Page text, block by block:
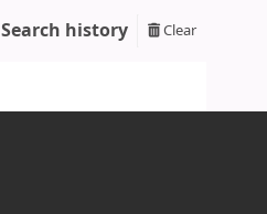
Search history Clear